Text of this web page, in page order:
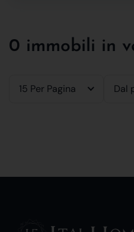
0 immobili in
15 Per Pagina Dal